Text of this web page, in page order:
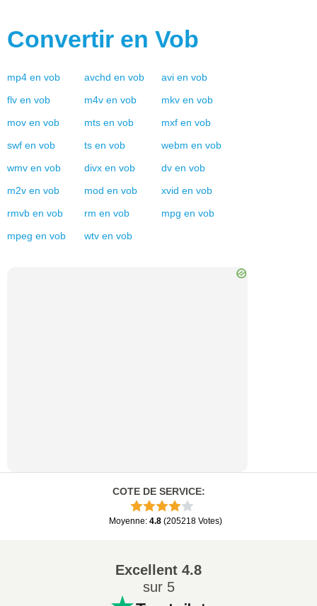
Convertir en Vob
mp4 en vob avchd en vob avi en vob
flv en vob m4v en vob mkv en vob
mov en vob mts en vob mxf en vob
swf en vob ts en vob webm en vob
wmv en vob divx en vob dv en vob
m2v en vob mod en vob xvid en vob
rmvb en vob rm en vob mpg en vob
mpeg en vob wtv en vob
COTE DE SERVICE:
Moyenne: 4.8 (205218 Votes)
Excellent 4.8
sur 5